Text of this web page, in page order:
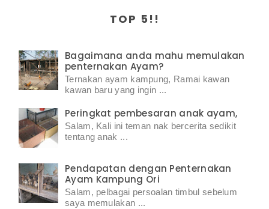
TOP 5!!
Bagaimana anda mahu memulakan
penternakan Ayam?
Ternakan ayam kampung, Ramai kawan
kawan baru yang ingin ...
Peringkat pembesaran anak ayam,
Salam, Kali ini teman nak bercerita sedikit
tentang anak ...
Pendapatan dengan Penternakan
Ayam Kampung Ori
Salam, pelbagai persoalan timbul sebelum
saya memulakan ...